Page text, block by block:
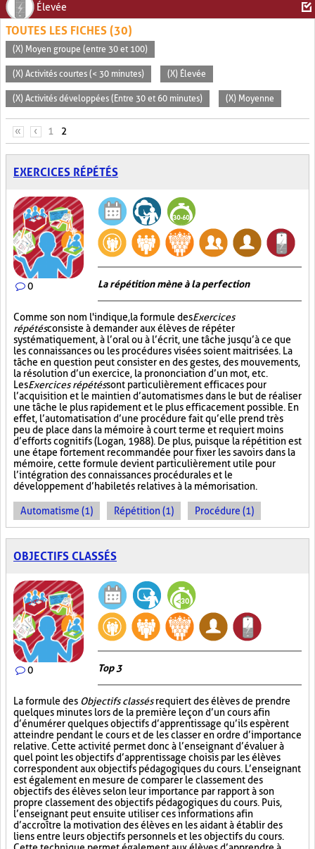
Élevée
TOUTES LES FICHES (30)
(X) Moyen groupe (entre 30 et 100)
(X) Activités courtes (< 30 minutes) (X) Élevée
(X) Activités développées (Entre 30 et 60 minutes) (X) Moyenne
PAGES
« ‹ 1 2
EXERCICES RÉPÉTÉS
0 La répétition mène à la perfection
Comme son nom l'indique, la formule desExercices
répétésconsiste à demander aux élèves de répéter
systématiquement, à l’oral ou à l’écrit, une tâche jusqu’à ce que
les connaissances ou les procédures visées soient maitrisées. La
tâche en question peut consister en des gestes, des mouvements,
la résolution d’un exercice, la prononciation d’un mot, etc.
LesExercices répétéssont particulièrement efficaces pour
l’acquisition et le maintien d’automatismes dans le but de réaliser
une tâche le plus rapidement et le plus efficacement possible. En
effet, l’automatisation d’une procédure fait qu’elle prend très
peu de place dans la mémoire à court terme et requiert moins
d’efforts cognitifs (Logan, 1988). De plus, puisque la répétition est
une étape fortement recommandée pour fixer les savoirs dans la
mémoire, cette formule devient particulièrement utile pour
l’intégration des connaissances procédurales et le
développement d’habiletés relatives à la mémorisation.
Automatisme (1) Répétition (1) Procédure (1)
OBJECTIFS CLASSÉS
0 Top 3
La formule des Objectifs classésrequiert des élèves de prendre
quelques minutes lors de la première leçon d’un cours afin
d’énumérer quelques objectifs d’apprentissage qu’ils espèrent
atteindre pendant le cours et de les classer en ordre d’importance
relative. Cette activité permet donc à l’enseignant d’évaluer à
quel point les objectifs d’apprentissage choisis par les élèves
correspondent aux objectifs pédagogiques du cours. L’enseignant
est également en mesure de comparer le classement des
objectifs des élèves selon leur importance par rapport à son
propre classement des objectifs pédagogiques du cours. Puis,
l’enseignant peut ensuite utiliser ces informations afin
d’accroître la motivation des élèves en les aidant à établir des
liens entre leurs objectifs personnels et les objectifs du cours.